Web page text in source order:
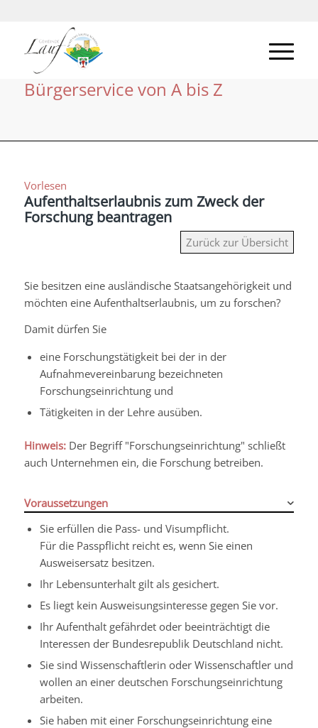
Bürgerservice von A bis Z
Vorlesen
Aufenthaltserlaubnis zum Zweck der
Forschung beantragen
Zurück zur Übersicht
Sie besitzen eine ausländische Staatsangehörigkeit und
möchten eine Aufenthaltserlaubnis, um zu forschen?
Damit dürfen Sie
eine Forschungstätigkeit bei der in der
Aufnahmevereinbarung bezeichneten
Forschungseinrichtung und
Tätigkeiten in der Lehre ausüben.
Hinweis:Der Begriff "Forschungseinrichtung" schließt
auch Unternehmen ein, die Forschung betreiben.
Voraussetzungen
Sie erfüllen die Pass- und Visumpflicht.
Für die Passpflicht reicht es, wenn Sie einen
Ausweisersatz besitzen.
Ihr Lebensunterhalt gilt als gesichert.
Es liegt kein Ausweisungsinteresse gegen Sie vor.
Ihr Aufenthalt gefährdet oder beeinträchtigt die
Interessen der Bundesrepublik Deutschland nicht.
Sie sind Wissenschaftlerin oder Wissenschaftler und
wollen an einer deutschen Forschungseinrichtung
arbeiten.
Sie haben mit einer Forschungseinrichtung eine